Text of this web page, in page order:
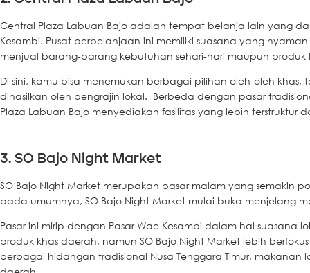
Central Plaza Labuan Bajo adalah tempat belanja lain yang
Kesambi. Pusat perbelanjaan ini memiliki suasana yang
menjual barang-barang kebutuhan sehari-hari maupun produk
Di sini, kamu bisa menemukan berbagai pilihan oleh-oleh
dihasilkan oleh pengrajin lokal. Berbeda dengan pasar
Plaza Labuan Bajo menyediakan fasilitas yang lebih terstruktur
3. SO Bajo Night Market
SO Bajo Night Market merupakan pasar malam yang semakin
pada umumnya, SO Bajo Night Market mulai buka menjelang
Pasar ini mirip dengan Pasar Wae Kesambi dalam hal suasana
produk khas daerah, namun SO Bajo Night Market lebih
berbagai hidangan tradisional Nusa Tenggara Timur, makanan